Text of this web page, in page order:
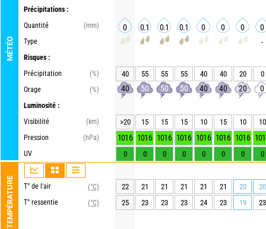
MÉTÉO
Précipitations :
Quantité
(mm)
Type
Risques :
Précipitation
(%)
Orage
(%)
Luminosité :
Visibilité
(km)
Pression
(hPa)
UV
TEMPÉRATURE T° de l'air
(°C)
T° ressentie
(°C)
0 0.1 0.1 0.1 0 0 0 0
-
40 55 55 55 40 40 20 0
40 50 50 50 40 40 20 0
>20 15 15 15 10 15 10 10
1016 1016 1016 1016 1016 1016 1016
0 0 0 0 0 0 0 0
22 21 21 21 21 21 20
20
25
23 23 23 24 23 19 23